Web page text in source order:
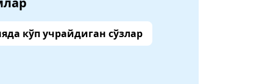
кўп учрайдиган сўзлар